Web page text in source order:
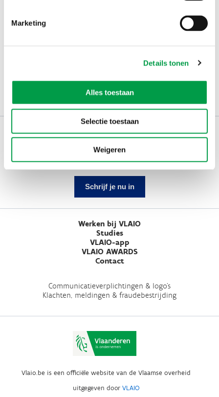
Marketing
Details tonen
Alles toestaan
Selectie toestaan
Weigeren
Schrijf je in op
Kies welk nieuws je wil
ontvangen in je mailbox
Schrijf je nu in
Werken bij VLAIO
Studies
VLAIO-app
VLAIO AWARDS
Contact
Communicatieverplichtingen & logo's
Klachten, meldingen & fraudebestrijding
Vlaio.be is een officiële website van de Vlaamse overheid
uitgegeven door VLAIO